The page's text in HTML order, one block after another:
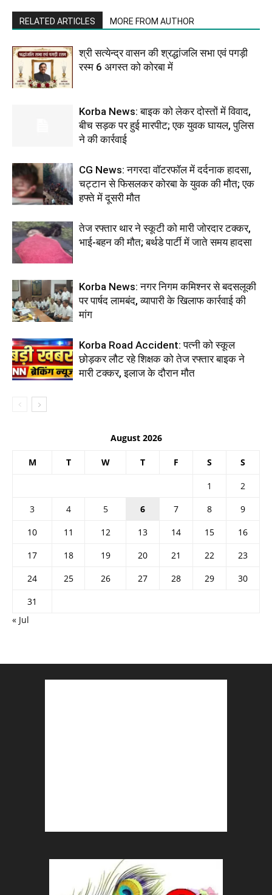
RELATED ARTICLES MORE FROM AUTHOR
श्री सत्येन्द्र वासन की श्रद्धांजलि सभा एवं पगड़ी
रस्म 6 अगस्त को कोरबा में
Korba News: बाइक को लेकर दोस्तों में विवाद,
बीच सड़क पर हुई मारपीट; एक युवक घायल, पुलिस
ने की कार्रवाई
CG News: नगरदा वॉटरफॉल में दर्दनाक हादसा,
चट्टान से फिसलकर कोरबा के युवक की मौत; एक
हफ्ते में दूसरी मौत
तेज रफ्तार थार ने स्कूटी को मारी जोरदार टक्कर,
भाई-बहन की मौत; बर्थडे पार्टी में जाते समय हादसा
Korba News: नगर निगम कमिश्नर से बदसलूकी
पर पार्षद लामबंद, व्यापारी के खिलाफ कार्रवाई की
मांग
Korba Road Accident: पत्नी को स्कूल
छोड़कर लौट रहे शिक्षक को तेज रफ्तार बाइक ने
मारी टक्कर, इलाज के दौरान मौत
August 2026
M T W T F S S
1
2
3
4 5 6 7 8
9
10
11 12 13 14 15
16
17
18 19 20 21 22
23
24
25 26 27 28 29
30
31
« Jul